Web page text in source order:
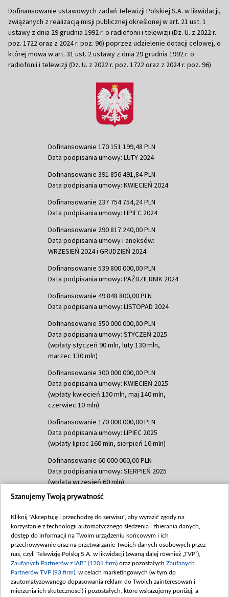
Dofinansowanie ustawowych zadań Telewizji Polskiej S.A. w likwidacji,
związanych z realizacją misji publicznej określonej w art. 21 ust. 1
ustawy z dnia 29 grudnia 1992 r. o radiofonii i telewizji (Dz. U. z 2022 r.
poz. 1722 oraz z 2024 r. poz. 96) poprzez udzielenie dotacji celowej, o
której mowa w art. 31 ust. 2 ustawy z dnia 29 grudnia 1992 r. o
radiofonii i telewizji (Dz. U. z 2022 r. poz. 1722 oraz z 2024 r. poz. 96)
Dofinansowanie 170 151 199,48 PLN
Data podpisania umowy: LUTY 2024
Dofinansowanie 391 856 491,84 PLN
Data podpisania umowy: KWIECIEŃ 2024
Dofinansowanie 237 754 754,24 PLN
Data podpisania umowy: LIPIEC 2024
Dofinansowanie 290 817 240,00 PLN
Data podpisania umowy i aneksów:
WRZESIEŃ 2024 i GRUDZIEŃ 2024
Dofinansowanie 539 800 000,00 PLN
Data podpisania umowy: PAŹDZIERNIK 2024
Dofinansowanie 49 848 800,00 PLN
Data podpisania umowy: LISTOPAD 2024
Dofinansowanie 350 000 000,00 PLN
Data podpisania umowy: STYCZEŃ 2025
(wpłaty styczeń 90 mln, luty 130 mln,
marzec 130 mln)
Dofinansowanie 300 000 000,00 PLN
Data podpisania umowy: KWIECIEŃ 2025
(wpłaty kwiecień 150 mln, maj 140 mln,
czerwiec 10 mln)
Dofinansowanie 170 000 000,00 PLN
Data podpisania umowy: LIPIEC 2025
(wpłaty lipiec 160 mln, sierpień 10 mln)
Dofinansowanie 60 000 000,00 PLN
Data podpisania umowy: SIERPIEŃ 2025
(wpłata wrzesień 60 mln)
Dofinansowanie 635 783 051,21 PLN
(wpłata wrzesień 100 mln, październik 350
mln, listopad 265 mln)
Dofinansowanie 48 862 000,00 PLN
Data podpisania umowy: GRUDZIEŃ 2025
(wpłata grudzień 60,548 mln)
Dofinansowanie 900 000 000,00 PLN
Szanujemy Twoją prywatność
Kliknij "Akceptuję i przechodzę do serwisu", aby wyrazić zgody na
korzystanie z technologii automatycznego śledzenia i zbierania danych,
dostęp do informacji na Twoim urządzeniu końcowym i ich
przechowywanie oraz na przetwarzanie Twoich danych osobowych przez
nas, czyli Telewizję Polską S.A. w likwidacji (zwaną dalej również „TVP”),
Zaufanych Partnerów z IAB* (1201 firm) oraz pozostałych Zaufanych
Partnerów TVP (93 firm) , w celach marketingowych (w tym do
zautomatyzowanego dopasowania reklam do Twoich zainteresowań i
mierzenia ich skuteczności) i pozostałych, które wskazujemy poniżej, a